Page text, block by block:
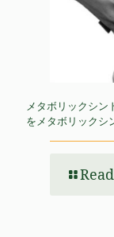
メタボリックシン
をメタボリックシ